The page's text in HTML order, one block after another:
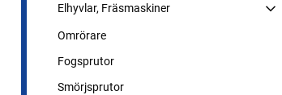
Elhyvlar, Fräsmaskiner
Omrörare
Fogsprutor
Smörjsprutor